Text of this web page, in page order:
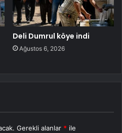
Deli Dumrul köye indi
Ağustos 6, 2026
Gerekli alanlar * ile